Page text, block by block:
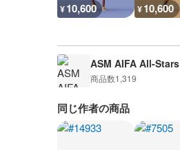
¥10,600 ¥10,600
ASM AIFA All-Stars
商品数1,319
同じ作者の商品